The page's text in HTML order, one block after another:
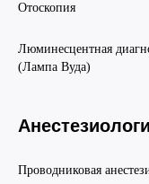
Отоскопия
Люминесцентная
(Лампа Вуда)
Проводниковая